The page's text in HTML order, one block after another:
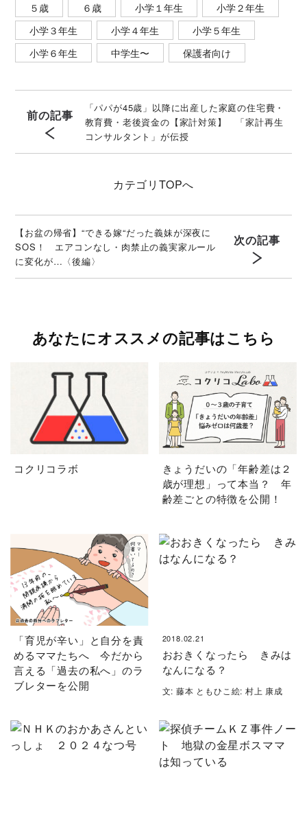
５歳
６歳 小学１年生
小学２年生
小学３年生
小学４年生
小学５年生
小学６年生
中学生〜 保護者向け
前の記事
「パパが45歳」以降に出産した家庭の住宅費・
教育費・老後資金の【家計対策】 「家計再生
コンサルタント」が伝授
カテゴリ TOPへ
【お盆の帰省】“できる嫁“だった義妹が深夜に
SOS！ エアコンなし・肉禁止の義実家ルール
に変化が…〈後編〉
次の記事
あなたにオススメの記事はこちら
コクリコラボ
きょうだいの「年齢差は２
歳が理想」って本当？ 年
齢差ごとの特徴を公開！
「育児が辛い」と自分を責
めるママたちへ 今だから
言える「過去の私へ」のラ
ブレターを公開
2018.02.21
おおきくなったら きみは
なんになる？
文: 藤本 ともひこ絵: 村上 康成